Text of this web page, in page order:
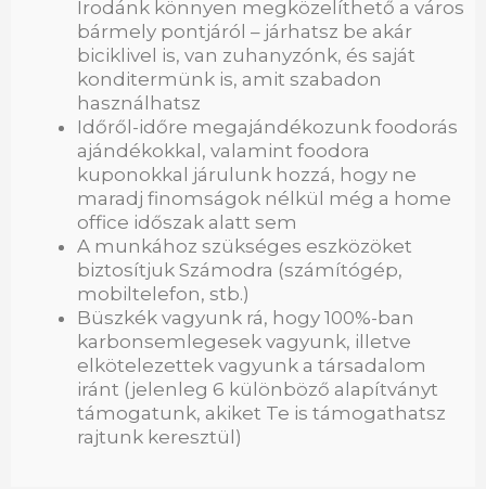
Irodánk könnyen megközelíthető a város
bármely pontjáról – járhatsz be akár
biciklivel is, van zuhanyzónk, és saját
konditermünk is, amit szabadon
használhatsz
Időről-időre megajándékozunk foodorás
ajándékokkal, valamint foodora
kuponokkal járulunk hozzá, hogy ne
maradj finomságok nélkül még a home
office időszak alatt sem
A munkához szükséges eszközöket
biztosítjuk Számodra (számítógép,
mobiltelefon, stb.)
Büszkék vagyunk rá, hogy 100%-ban
karbonsemlegesek vagyunk, illetve
elkötelezettek vagyunk a társadalom
iránt (jelenleg 6 különböző alapítványt
támogatunk, akiket Te is támogathatsz
rajtunk keresztül)